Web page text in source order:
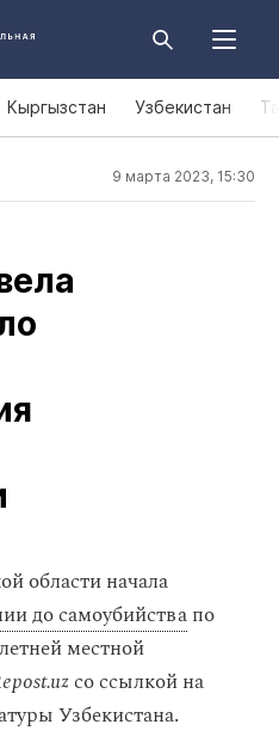
Кыргызстан Узбекистан
9 марта 2023, 15:30
области начала
до самоубийствапо
местной
со ссылкой на
Узбекистана.